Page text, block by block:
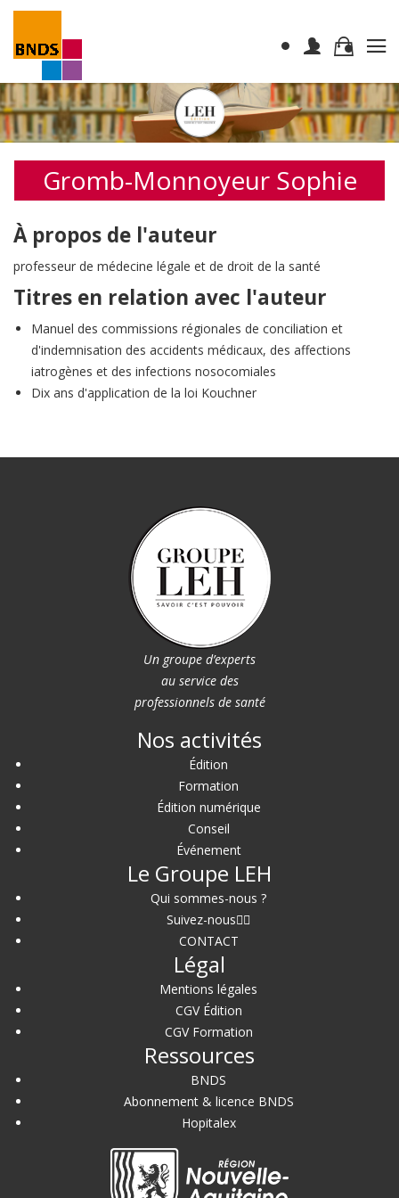
Gromb-Monnoyeur Sophie
À propos de l'auteur
professeur de médecine légale et de droit de la santé
Titres en relation avec l'auteur
Manuel des commissions régionales de conciliation et
d'indemnisation des accidents médicaux, des affections
iatrogènes et des infections nosocomiales
Dix ans d'application de la loi Kouchner
Un groupe d’experts
au service des
professionnels de santé
Nos activités
Édition
Formation
Édition numérique
Conseil
Événement
Le Groupe LEH
Qui sommes-nous ?
Suivez-nous
CONTACT
Légal
Mentions légales
CGV Édition
CGV Formation
Ressources
BNDS
Abonnement & licence BNDS
Hopitalex